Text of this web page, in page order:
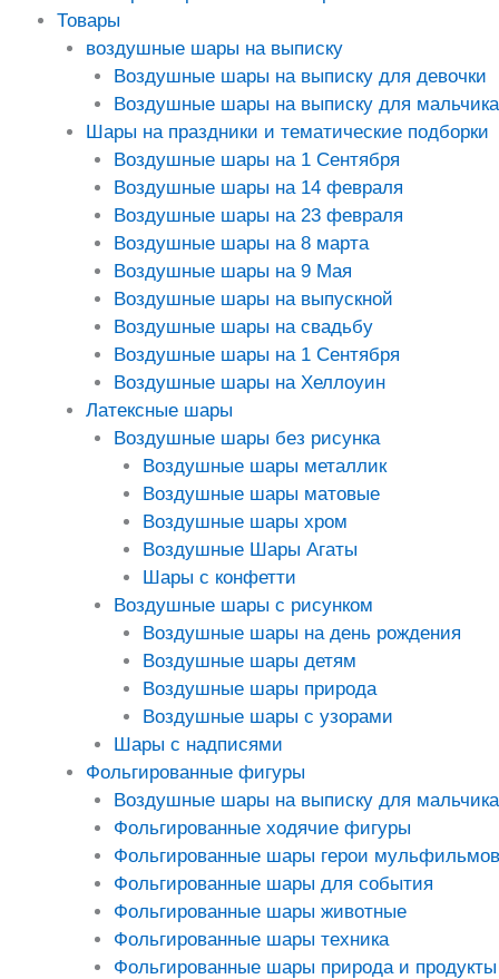
Товары
воздушные шары на выписку
Воздушные шары на выписку для девочки
Воздушные шары на выписку для мальчика
Шары на праздники и тематические подборки
Воздушные шары на 1 Сентября
Воздушные шары на 14 февраля
Воздушные шары на 23 февраля
Воздушные шары на 8 марта
Воздушные шары на 9 Мая
Воздушные шары на выпускной
Воздушные шары на свадьбу
Воздушные шары на 1 Сентября
Воздушные шары на Хеллоуин
Латексные шары
Воздушные шары без рисунка
Воздушные шары металлик
Воздушные шары матовые
Воздушные шары хром
Воздушные Шары Агаты
Шары с конфетти
Воздушные шары с рисунком
Воздушные шары на день рождения
Воздушные шары детям
Воздушные шары природа
Воздушные шары с узорами
Шары с надписями
Фольгированные фигуры
Воздушные шары на выписку для мальчика
Фольгированные ходячие фигуры
Фольгированные шары герои мульфильмов
Фольгированные шары для события
Фольгированные шары животные
Фольгированные шары техника
Фольгированные шары природа и продукты